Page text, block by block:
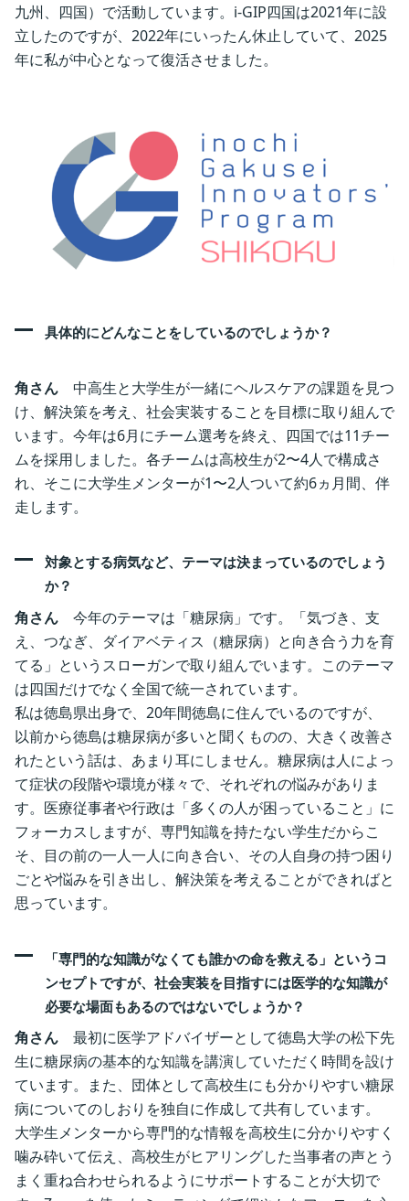
九州、四国）で活動しています。i-GIP四国は2021年に設
立したのですが、2022年にいったん休止していて、2025
年に私が中心となって復活させました。
具体的にどんなことをしているのでしょうか？
角さん 中高生と大学生が一緒にヘルスケアの課題を見つ
け、解決策を考え、社会実装することを目標に取り組んで
います。今年は6月にチーム選考を終え、四国では11チー
ムを採用しました。各チームは高校生が2〜4人で構成さ
れ、そこに大学生メンターが1〜2人ついて約6ヵ月間、伴
走します。
対象とする病気など、テーマは決まっているのでしょう
か？
角さん 今年のテーマは「糖尿病」です。「気づき、支
え、つなぎ、ダイアベティス（糖尿病）と向き合う力を育
てる」というスローガンで取り組んでいます。このテーマ
は四国だけでなく全国で統一されています。
私は徳島県出身で、20年間徳島に住んでいるのですが、
以前から徳島は糖尿病が多いと聞くものの、大きく改善さ
れたという話は、あまり耳にしません。糖尿病は人によっ
て症状の段階や環境が様々で、それぞれの悩みがありま
す。医療従事者や行政は「多くの人が困っていること」に
フォーカスしますが、専門知識を持たない学生だからこ
そ、目の前の一人一人に向き合い、その人自身の持つ困り
ごとや悩みを引き出し、解決策を考えることができればと
思っています。
「専門的な知識がなくても誰かの命を救える」というコ
ンセプトですが、社会実装を目指すには医学的な知識が
必要な場面もあるのではないでしょうか？
角さん 最初に医学アドバイザーとして徳島大学の松下先
生に糖尿病の基本的な知識を講演していただく時間を設け
ています。また、団体として高校生にも分かりやすい糖尿
病についてのしおりを独自に作成して共有しています。
大学生メンターから専門的な情報を高校生に分かりやすく
噛み砕いて伝え、高校生がヒアリングした当事者の声とう
まく重ね合わせられるようにサポートすることが大切で